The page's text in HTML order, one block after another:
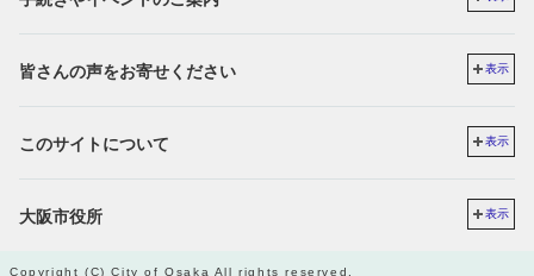
皆さんの声をお寄せください 表示
このサイトについて 表示
大阪市役所 表示
Copyright (C) City of Osaka All rights reserved.